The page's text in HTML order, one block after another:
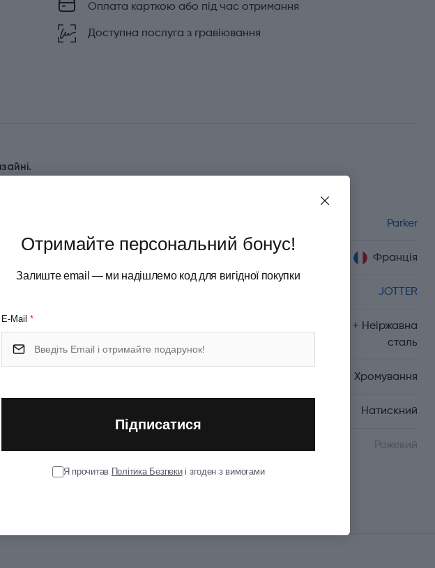
Оплата карткою або під час отримання
Доступна послуга з гравіювання
письма. Серія
кулькові
сталевим
використання
ручку під
на лінію
Parker
Франція
JOTTER
Пластик + Неіржавна
сталь
Хромування
Натискний
Рожевий
Показати всі
Отримайте персональний бонус!
Залиште email — ми надішлемо код для вигідної покупки
E-Mail *
Підписатися
Я прочитав Політика Безпекиі згоден з вимогами